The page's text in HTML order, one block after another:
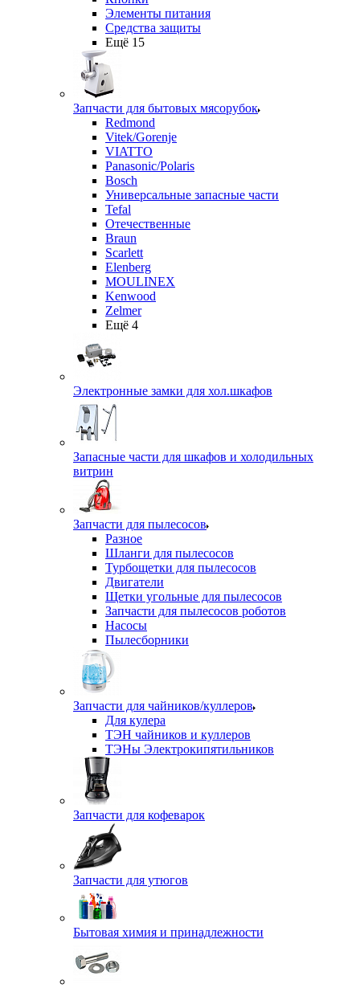
Элементы питания
Средства защиты
Ещё 15
Запчасти для бытовых мясорубок
Redmond
Vitek/Gorenje
VIATTO
Panasonic/Polaris
Bosch
Универсальные запасные части
Tefal
Отечественные
Braun
Scarlett
Elenberg
MOULINEX
Kenwood
Zelmer
Ещё 4
Электронные замки для хол.шкафов
Запасные части для шкафов и холодильных
витрин
Запчасти для пылесосов
Разное
Шланги для пылесосов
Турбощетки для пылесосов
Двигатели
Щетки угольные для пылесосов
Запчасти для пылесосов роботов
Насосы
Пылесборники
Запчасти для чайников/куллеров
Для кулера
ТЭН чайников и куллеров
ТЭНы Электрокипятильников
Запчасти для кофеварок
Запчасти для утюгов
Бытовая химия и принадлежности